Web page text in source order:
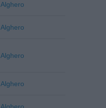
Alghero
Alghero
Alghero
Alghero